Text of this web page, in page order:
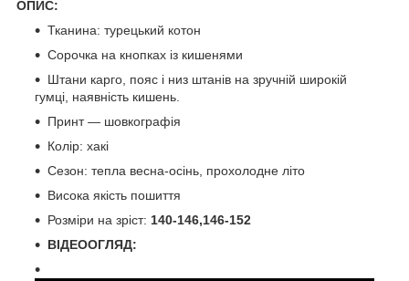
ОПИС:
Тканина: турецький котон
Сорочка на кнопках із кишенями
Штани карго, пояс і низ штанів на зручній широкій
гумці, наявність кишень.
Принт — шовкографія
Колір: хакі
Сезон: тепла весна-осінь, прохолодне літо
Висока якість пошиття
Розміри на зріст: 140-146,146-152
ВІДЕООГЛЯД: